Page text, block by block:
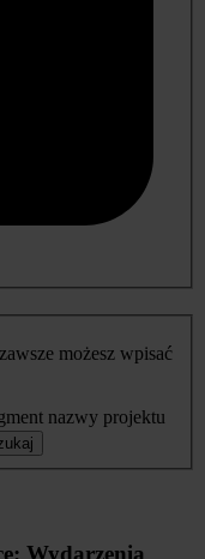
możesz wpisać
nazwy projektu